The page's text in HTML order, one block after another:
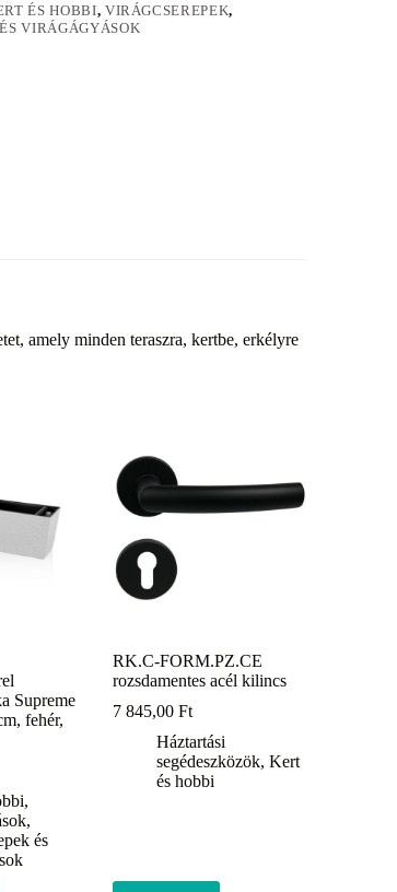
ÉS HOBBI, VIRÁGCSEREPEK,
VIRÁGÁGYÁSOK
amely minden teraszra, kertbe, erkélyre
Supreme
fehér,
,
,
és
RK.C-FORM.PZ.CE
rozsdamentes acél kilincs
7 845,00Ft
Háztartási
segédeszközök,Kert
és hobbi